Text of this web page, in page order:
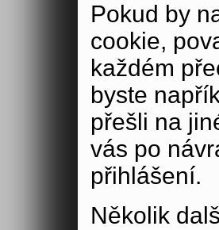
Pokud by
cookie,
každém
byste
přešli na
vás po
přihlášení.
Několik